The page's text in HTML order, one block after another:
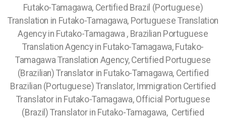
Futako-Tamagawa, Certified Brazil (Portuguese)
Translation in Futako-Tamagawa, Portuguese Translation
Agency in Futako-Tamagawa , Brazilian Portuguese
Translation Agency in Futako-Tamagawa, Futako-
Tamagawa Translation Agency, Certified Portuguese
(Brazilian) Translator in Futako-Tamagawa, Certified
Brazilian (Portuguese) Translator, Immigration Certified
Translator in Futako-Tamagawa, Official Portuguese
(Brazil) Translator in Futako-Tamagawa, Certified